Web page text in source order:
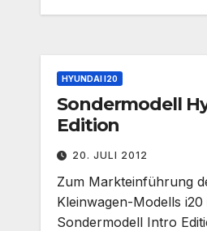
HYUNDAI I20
Sondermodell
Edition
20. JULI 2012
Zum Markteinführung
Kleinwagen-Modells
Sondermodell Intro